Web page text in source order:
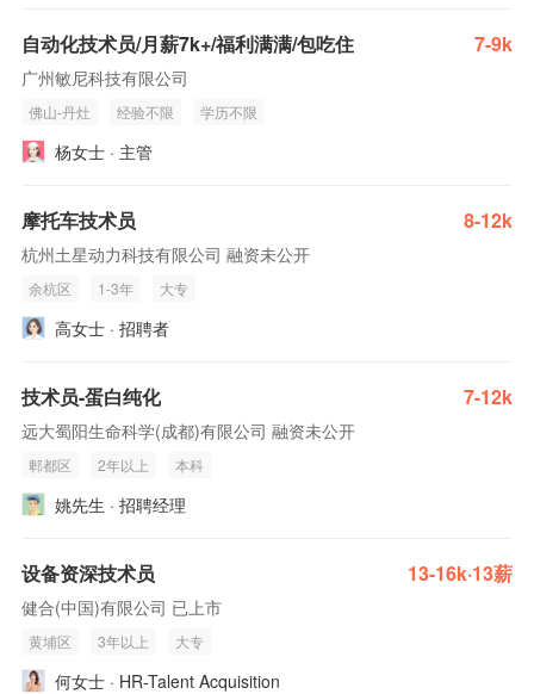
自动化技术员/月薪7k+/福利满满/包吃住 7-9k
广州敏尼科技有限公司
佛山-丹灶 经验不限 学历不限
杨女士 · 主管
摩托车技术员 8-12k
杭州土星动力科技有限公司 融资未公开
余杭区 1-3年 大专
高女士 · 招聘者
技术员-蛋白纯化 7-12k
远大蜀阳生命科学(成都)有限公司 融资未公开
郫都区 2年以上 本科
姚先生 · 招聘经理
设备资深技术员 13-16k·13薪
健合(中国)有限公司 已上市
黄埔区 3年以上 大专
何女士 · HR-Talent Acquisition